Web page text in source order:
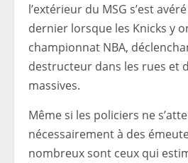
l’extérieur du MSG s’est
dernier lorsque les Knicks y
championnat NBA,
destructeur dans les rues et
massives.
Même si les policiers ne
nécessairement à des
nombreux sont ceux qui